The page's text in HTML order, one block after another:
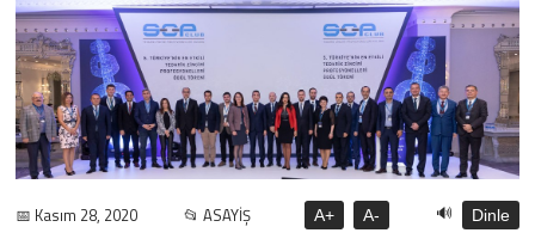
📅 Kasım 28, 2020 📂 ASAYİŞ A+ A- 🔊 Dinle